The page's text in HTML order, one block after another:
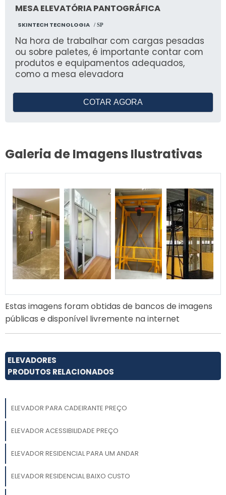
MESA ELEVATÓRIA PANTOGRÁFICA
SKINTECH TECNOLOGIA / SP
Na hora de trabalhar com cargas pesadas
ou sobre paletes, é importante contar com
produtos e equipamentos adequados,
como a mesa elevadora
COTAR AGORA
Galeria de Imagens Ilustrativas
Estas imagens foram obtidas de bancos de imagens
públicas e disponível livremente na internet
ELEVADORES
PRODUTOS RELACIONADOS
ELEVADOR PARA CADEIRANTE PREÇO
ELEVADOR ACESSIBILIDADE PREÇO
ELEVADOR RESIDENCIAL PARA UM ANDAR
ELEVADOR RESIDENCIAL BAIXO CUSTO